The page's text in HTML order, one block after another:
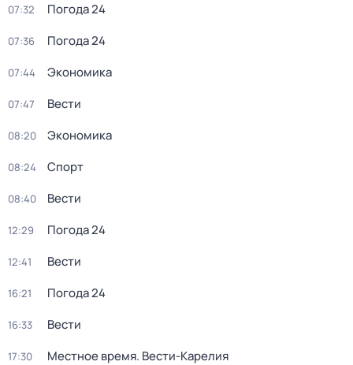
07:32 Погода 24
07:36 Погода 24
07:44 Экономика
07:47 Вести
08:20 Экономика
08:24 Спорт
08:40 Вести
12:29 Погода 24
12:41 Вести
16:21 Погода 24
16:33 Вести
17:30 Местное время. Вести-Карелия